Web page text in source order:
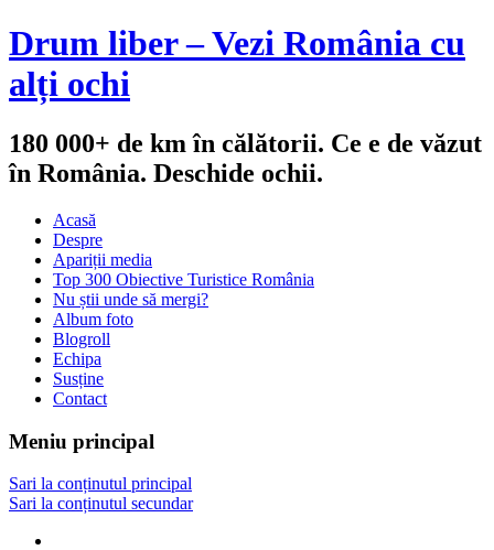
Drum liber – Vezi România cu
alți ochi
180 000+ de km în călătorii. Ce e de văzut
în România. Deschide ochii.
Acasă
Despre
Apariții media
Top 300 Obiective Turistice România
Nu știi unde să mergi?
Album foto
Blogroll
Echipa
Susține
Contact
Meniu principal
Sari la conținutul principal
Sari la conținutul secundar